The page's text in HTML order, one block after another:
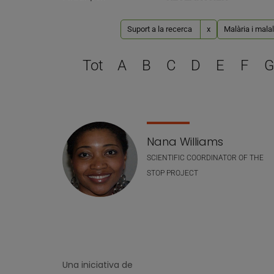
Suport a la recerca x Malària i
Tot A B C D E F G
Llistat de personal
Nana Williams
SCIENTIFIC COORDINATOR OF THE
STOP PROJECT
Una iniciativa de